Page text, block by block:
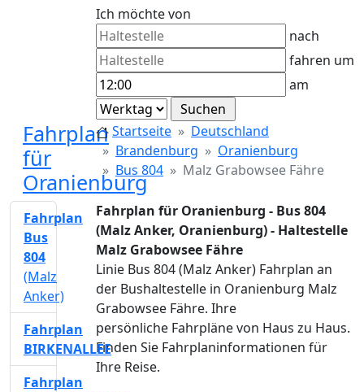
Ich möchte von
nach
fahren um
am
Fahrplan
für
Oranienburg
Startseite
Deutschland
Brandenburg
Oranienburg
Bus 804
Malz Grabowsee Fähre
Fahrplan für Oranienburg - Bus 804
(Malz Anker, Oranienburg) - Haltestelle
Malz Grabowsee Fähre
Linie Bus 804 (Malz Anker) Fahrplan an
der Bushaltestelle in Oranienburg Malz
Grabowsee Fähre. Ihre
persönliche Fahrpläne von Haus zu Haus.
Finden Sie Fahrplaninformationen für
Ihre Reise.
Fahrplan
Bus
804
(Malz
Anker)
Fahrplan
BIRKENALLEE
Fahrplan